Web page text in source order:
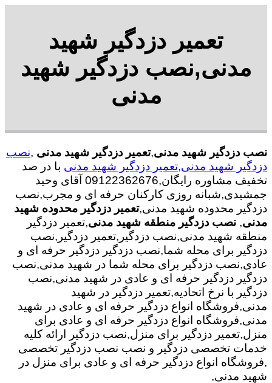
تعمیر دزدگیر شهید
مدنی,نصب دزدگیر شهید
مدنی
نصب دزدگیر شهید مدنی,تعمیر دزدگیر شهید مدنی ,نصب
دزدگیر شهید مدنی,تعمیر دزدگیر شهید مدنی با در صد
تخفیف مشاوره رایگان,09122362676 آقای وحید
جمشیدی,شبانه روزی کارکنان حرفه ای و مجرب,نصب
دزدگیر محدوده شهید مدنی,تعمیر دزدگیر محدوده شهید
مدنی, نصب دزدگیر منطقه شهید مدنی,تعمیر دزدگیر
منطقه شهید مدنی,نصب دزدگیر,تعمیر دزدگیر,نصب
دزدگیر برای محله شما,نصب دزدگیر دزدگیر حرفه ای و
عادی,نصب دزدگیر برای محله شما در شهید مدنی,نصب
دزدگیر دزدگیر حرفه ای و عادی در شهید مدنی,نصب
دزدگیر با نرخ اتحادیه,تعمیر دزدگیر در شهید
مدنی,فروشگاه انواع دزدگیر حرفه ای و عادی در شهید
مدنی,فروشگاه انواع دزدگیر حرفه ای و عادی برای
منزل,تعمیر دزدگیر برای منزل,نصب دزدگیر ارائه کلیه
خدمات تخصصی دزدگیر و نصب نصب دزدگیر تخصصی
,فروشگاه انواع دزدگیر حرفه ای و عادی برای منزل در
شهید مدنی,